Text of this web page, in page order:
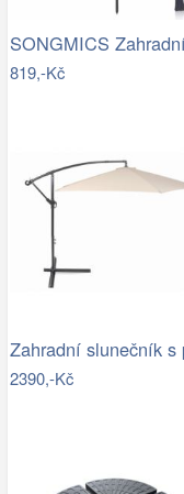
819,-Kč
2390,-Kč